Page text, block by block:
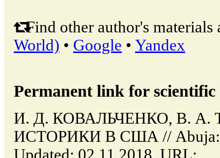
Find other author's materials
World) • Google • Yandex
Permanent link for
И. Д. КОВАЛЬЧЕНКО, В.
ИСТОРИКИ В США // Abuja: